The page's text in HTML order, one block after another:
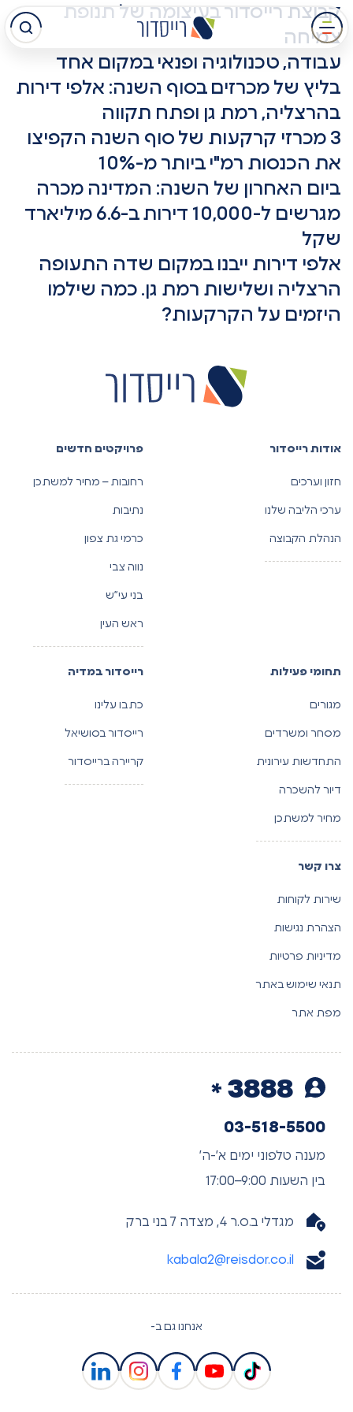
מעבר
לתוכן
המרכזי
קבוצת רייסדור בעיצומה של תנופת
צמיחה
עבודה, טכנולוגיה ופנאי במקום אחד
בליץ של מכרזים בסוף השנה: אלפי דירות
בהרצליה, רמת גן ופתח תקווה
3 מכרזי קרקעות של סוף השנה הקפיצו
את הכנסות רמ"י ביותר מ-10%
ביום האחרון של השנה: המדינה מכרה
מגרשים ל-10,000 דירות ב-6.6 מיליארד
שקל
אלפי דירות ייבנו במקום שדה התעופה
הרצליה ושלישות רמת גן. כמה שילמו
היזמים על הקרקעות?
אודות רייסדור
חזון וערכים
ערכי הליבה שלנו
הנהלת הקבוצה
פרויקטים חדשים
רחובות – מחיר למשתכן
נתיבות
כרמי גת צפון
נווה צבי
בני עי”ש
ראש העין
תחומי פעילות
מגורים
מסחר ומשרדים
התחדשות עירונית
דיור להשכרה
מחיר למשתכן
רייסדור במדיה
כתבו עלינו
רייסדור בסושיאל
קריירה ברייסדור
צרו קשר
שירות לקוחות
הצהרת נגישות
מדיניות פרטיות
תנאי שימוש באתר
מפת אתר
03-518-5500
מענה טלפוני ימים א’-ה’
בין השעות 9:00–17:00
מגדלי ב.ס.ר 4, מצדה 7 בני ברק
kabala2@reisdor.co.il
אנחנו גם ב-